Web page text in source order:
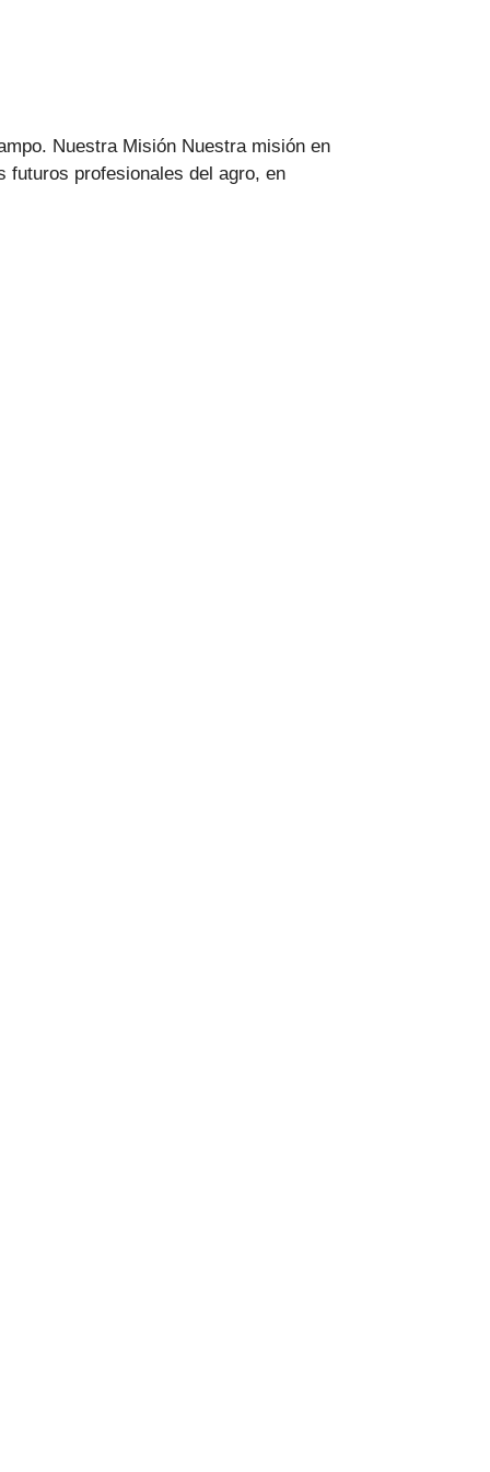
Nuestra Misión Nuestra misión en
futuros profesionales del agro, en